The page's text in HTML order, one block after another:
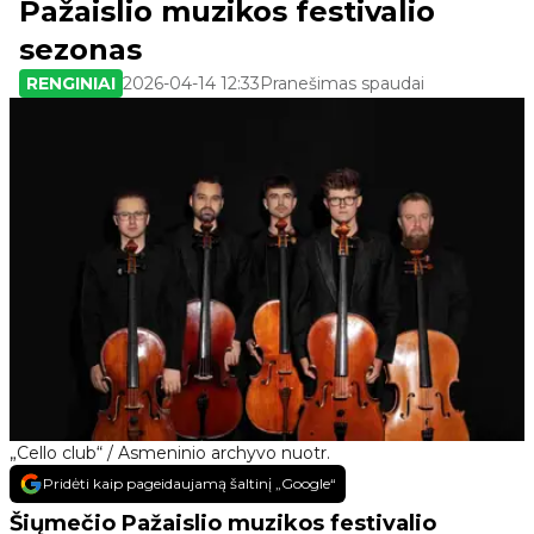
„Cello club“ / Asmeninio archyvo nuotr.
Pažaislio muzikos festivalio
sezonas
RENGINIAI 2026-04-14 12:33Pranešimas spaudai
Pridėti kaip pageidaujamą šaltinį „Google“
Šiųmečio Pažaislio muzikos festivalio